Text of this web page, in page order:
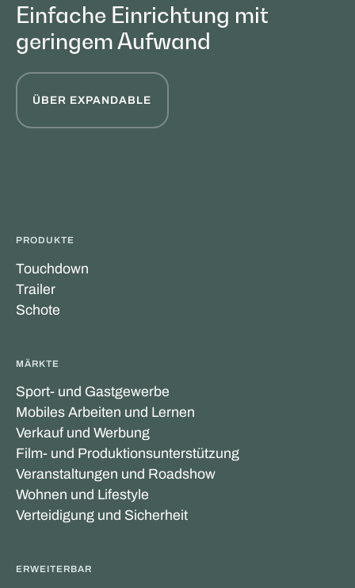
Einfache Einrichtung mit
geringem Aufwand
ÜBER EXPANDABLE
PRODUKTE
Touchdown
Trailer
Schote
MÄRKTE
Sport- und Gastgewerbe
Mobiles Arbeiten und Lernen
Verkauf und Werbung
Film- und Produktionsunterstützung
Veranstaltungen und Roadshow
Wohnen und Lifestyle
Verteidigung und Sicherheit
ERWEITERBAR